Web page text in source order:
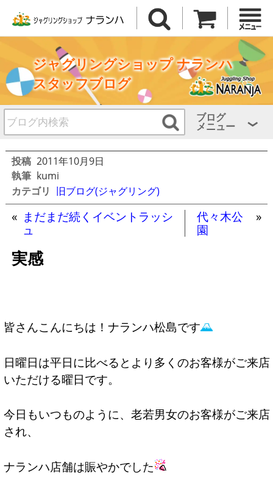
ジャグリングショップ ナランハ
スタッフブログ
ブログ
メニュー
投稿 2011年10月9日
執筆 kumi
カテゴリ 旧ブログ(ジャグリング)
« まだまだ続くイベントラッシ
ュ
代々木公
園
»
実感
皆さんこんにちは！ナランハ松島です
日曜日は平日に比べるとより多くのお客様がご来店
いただける曜日です。
今日もいつものように、老若男女のお客様がご来店
され、
ナランハ店舗は賑やかでした